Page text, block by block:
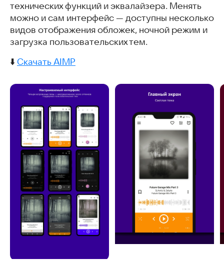
технических функций и эквалайзера. Менять
можно и сам интерфейс — доступны несколько
видов отображения обложек, ночной режим и
загрузка пользовательских тем.
⬇️ Скачать AIMP